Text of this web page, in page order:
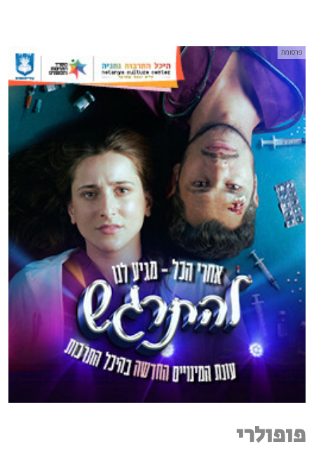
פרסומת
פופולרי